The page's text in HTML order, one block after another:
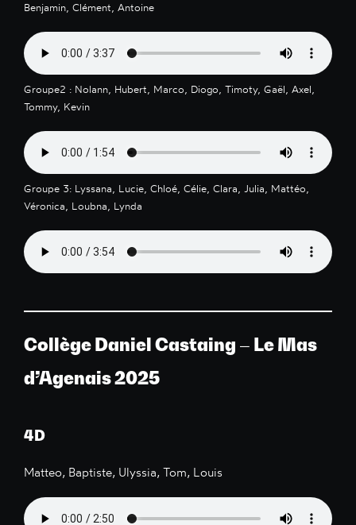
Benjamin, Clément, Antoine
Groupe2 : Nolann, Hubert, Marco, Diogo, Timoty, Gaël, Axel,
Tommy, Kevin
Groupe 3: Lyssana, Lucie, Chloé, Célie, Clara, Julia, Mattéo,
Véronica, Loubna, Lynda
Collège Daniel Castaing – Le Mas
d’Agenais 2025
4D
Matteo, Baptiste, Ulyssia, Tom, Louis